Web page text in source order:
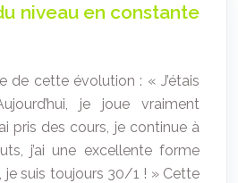
niveau en constante
de cette évolution : « J’étais
je joue vraiment
pris des cours, je continue à
j’ai une excellente forme
je suis toujours 30/1 ! » Cette